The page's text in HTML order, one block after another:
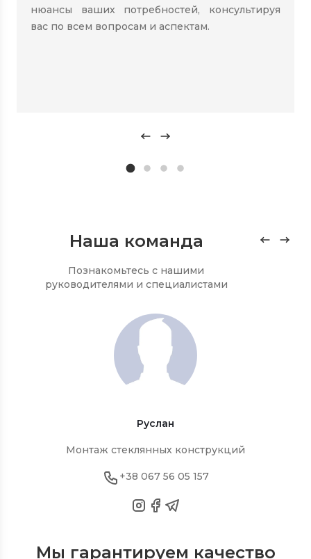
нюансы ваших потребностей, консультируя
вас по всем вопросам и аспектам.
Наша команда
Познакомьтесь с нашими
руководителями и специалистами
Руслан
Монтаж стеклянных конструкций
+38 067 56 05 157
Мы гарантируем качество